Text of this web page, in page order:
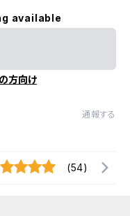
available
方向け
通報する
(54)